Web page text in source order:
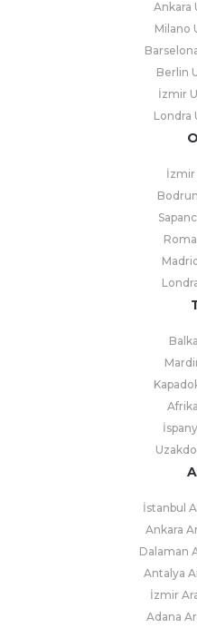
Ankara
Milano
Berlin
İzmir
Londra
İstanbul
Ankara
Dalaman
Antalya
İzmir
Adana